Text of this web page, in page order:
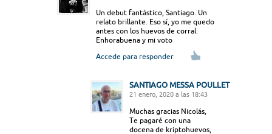
Un debut fantástico, Santiago. Un
relato brillante. Eso sí, yo me quedo
antes con los huevos de corral.
Enhorabuena y mi voto
Accede para responder
SANTIAGO MESSA POULLET
21 enero, 2020 a las 18:43
Muchas gracias Nicolás,
Te pagaré con una
docena de kriptohuevos,